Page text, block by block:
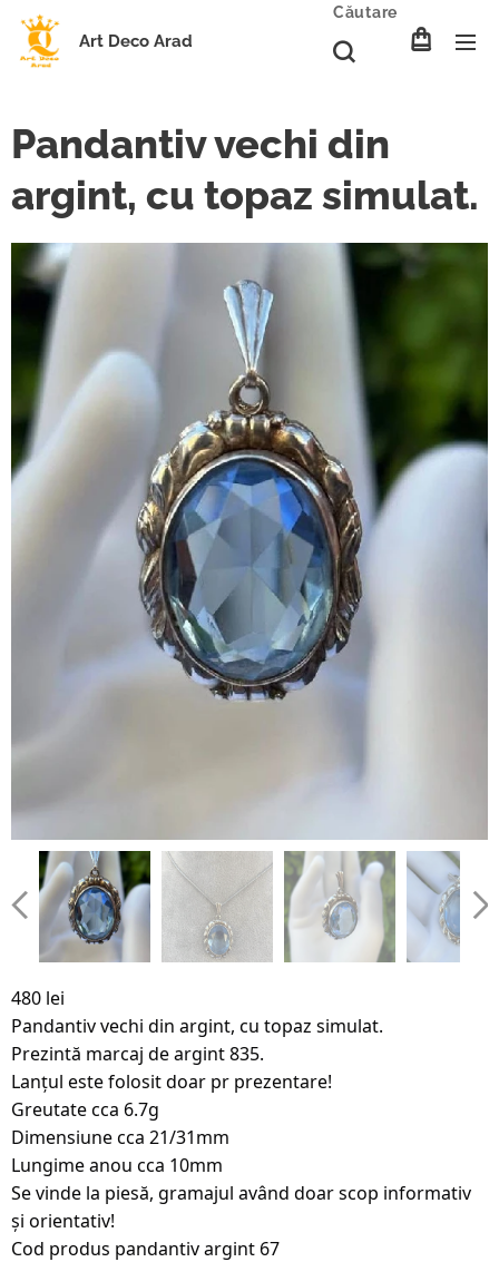
Art Deco Arad
Căutare
Pandantiv vechi din
argint, cu topaz simulat.
480 lei
Pandantiv vechi din argint, cu topaz simulat.
Prezintă marcaj de argint 835.
Lanțul este folosit doar pr prezentare!
Greutate cca 6.7g
Dimensiune cca 21/31mm
Lungime anou cca 10mm
Se vinde la piesă, gramajul având doar scop informativ
și orientativ!
Cod produs pandantiv argint 67